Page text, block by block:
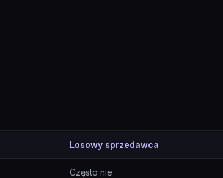
Losowy sprzedawca
Często nie